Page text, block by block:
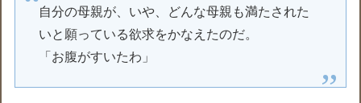
自分の母親が、いや、どんな母親も満たされた
いと願っている欲求をかなえたのだ。
「お腹がすいたわ」